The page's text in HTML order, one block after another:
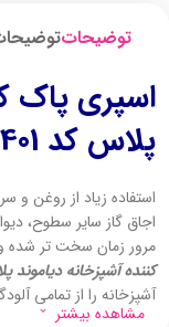
توضیحات
اسپری پاک
پلاس کد K401
استفاده زیاد از روغن و
اجاق گاز سایر سطوح،
مرور زمان سخت تر شده
کننده آشپزخانه دیاموند
آشپزخانه را از تمامی
مشاهده بیشتر